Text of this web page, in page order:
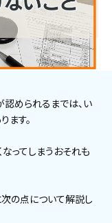
められるまでは、い
ます。
ってしまうおそれも
の点について解説し